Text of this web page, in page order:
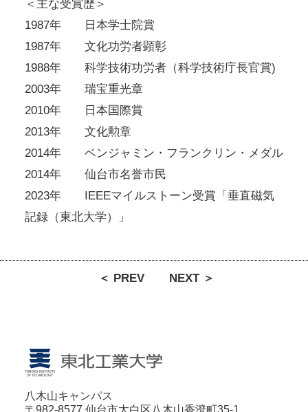
＜主な受賞歴＞
1987年 日本学士院賞
1987年 文化功労者顕彰
1988年 科学技術功労者（科学技術庁長官賞)
2003年 瑞宝重光章
2010年 日本国際賞
2013年 文化勲章
2014年 ベンジャミン・フランクリン・メダル
2014年 仙台市名誉市民
2023年 IEEEマイルストーン受賞「垂直磁気
記録（東北大学）」
＜ PREV NEXT ＞
八木山キャンパス